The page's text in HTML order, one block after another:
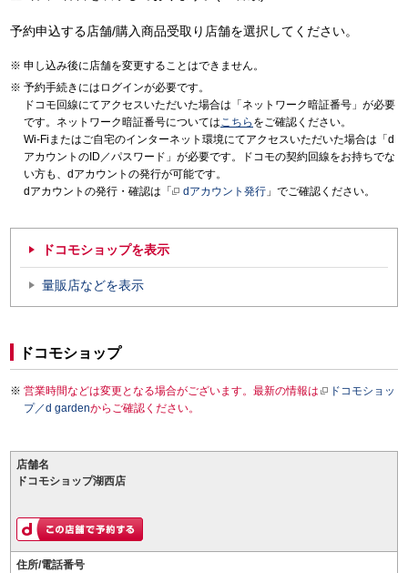
予約申込する店舗/購入商品受取り店舗を選択してください。
申し込み後に店舗を変更することはできません。
予約手続きにはログインが必要です。
ドコモ回線にてアクセスいただいた場合は「ネットワーク暗証番号」が必要
です。ネットワーク暗証番号についてはこちら をご確認ください。
Wi-Fiまたはご自宅のインターネット環境にてアクセスいただいた場合は「d
アカウントのID／パスワード」が必要です。ドコモの契約回線をお持ちでな
い方も、dアカウントの発行が可能です。
dアカウントの発行・確認は「
dアカウント発行 」でご確認ください。
ドコモショップを表示
量販店などを表示
ドコモショップ
営業時間などは変更となる場合がございます。最新の情報は
ドコモショッ
プ／d gardenからご確認ください。
店舗名
ドコモショップ湖西店
住所/電話番号